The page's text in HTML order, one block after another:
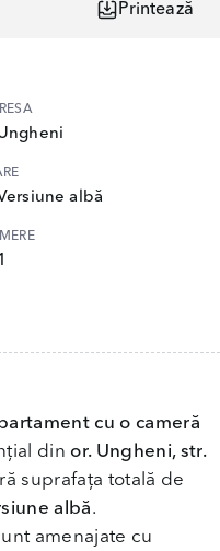
Printează
albă
cu o cameră
din or. Ungheni, str.
suprafața totală de
albă.
amenajate cu